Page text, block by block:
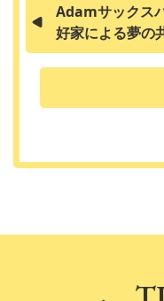
Adamサックス
好家による夢の